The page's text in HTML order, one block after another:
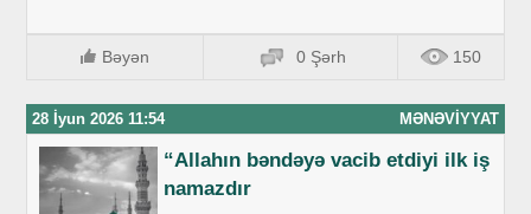
Bəyən 0 Şərh 150
28 İyun 2026 11:54 MƏNƏVIYYAT
“Allahın bəndəyə vacib etdiyi ilk iş
namazdır